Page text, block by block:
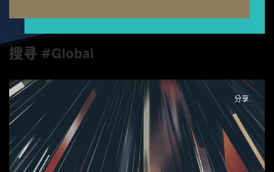
搜寻 #Global
分享